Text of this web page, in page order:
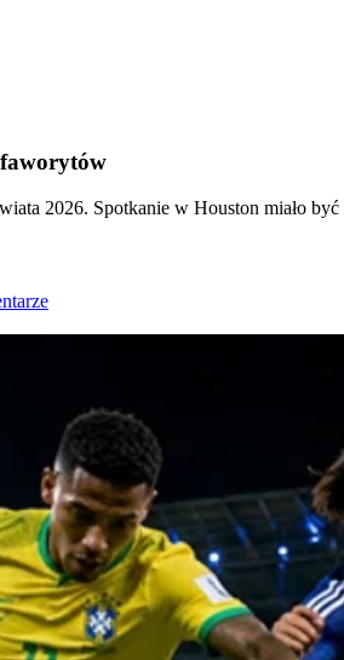
faworytów
2026. Spotkanie w Houston miało